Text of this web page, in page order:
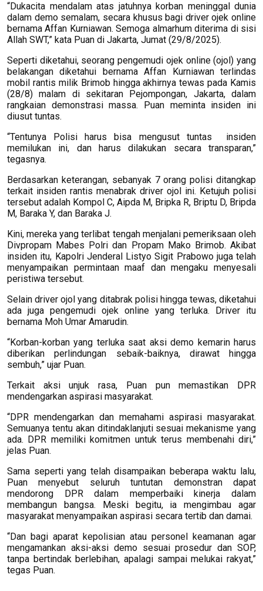
“Dukacita mendalam atas jatuhnya korban meninggal dunia
dalam demo semalam, secara khusus bagi driver ojek online
bernama Affan Kurniawan. Semoga almarhum diterima di sisi
Allah SWT,” kata Puan di Jakarta, Jumat (29/8/2025).
Seperti diketahui, seorang pengemudi ojek online (ojol) yang
belakangan diketahui bernama Affan Kurniawan terlindas
mobil rantis milik Brimob hingga akhirnya tewas pada Kamis
(28/8) malam di sekitaran Pejompongan, Jakarta, dalam
rangkaian demonstrasi massa. Puan meminta insiden ini
diusut tuntas.
“Tentunya Polisi harus bisa mengusut tuntas insiden
memilukan ini, dan harus dilakukan secara transparan,”
tegasnya.
Berdasarkan keterangan, sebanyak 7 orang polisi ditangkap
terkait insiden rantis menabrak driver ojol ini. Ketujuh polisi
tersebut adalah Kompol C, Aipda M, Bripka R, Briptu D, Bripda
M, Baraka Y, dan Baraka J.
Kini, mereka yang terlibat tengah menjalani pemeriksaan oleh
Divpropam Mabes Polri dan Propam Mako Brimob. Akibat
insiden itu, Kapolri Jenderal Listyo Sigit Prabowo juga telah
menyampaikan permintaan maaf dan mengaku menyesali
peristiwa tersebut.
Selain driver ojol yang ditabrak polisi hingga tewas, diketahui
ada juga pengemudi ojek online yang terluka. Driver itu
bernama Moh Umar Amarudin.
“Korban-korban yang terluka saat aksi demo kemarin harus
diberikan perlindungan sebaik-baiknya, dirawat hingga
sembuh,” ujar Puan.
Terkait aksi unjuk rasa, Puan pun memastikan DPR
mendengarkan aspirasi masyarakat.
“DPR mendengarkan dan memahami aspirasi masyarakat.
Semuanya tentu akan ditindaklanjuti sesuai mekanisme yang
ada. DPR memiliki komitmen untuk terus membenahi diri,”
jelas Puan.
Sama seperti yang telah disampaikan beberapa waktu lalu,
Puan menyebut seluruh tuntutan demonstran dapat
mendorong DPR dalam memperbaiki kinerja dalam
membangun bangsa. Meski begitu, ia mengimbau agar
masyarakat menyampaikan aspirasi secara tertib dan damai.
“Dan bagi aparat kepolisian atau personel keamanan agar
mengamankan aksi-aksi demo sesuai prosedur dan SOP,
tanpa bertindak berlebihan, apalagi sampai melukai rakyat,”
tegas Puan.